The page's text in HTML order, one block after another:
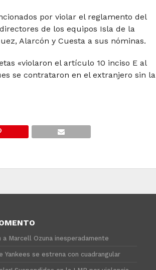
por violar el reglamento del
de los equipos Isla de la
Alarcón y Cuesta a sus nóminas.
«violaron el artículo 10 inciso E al
se contrataron en el extranjero sin la
a Marcell Ozuna inesperadamente
Yankees se estrena con cuadrangular